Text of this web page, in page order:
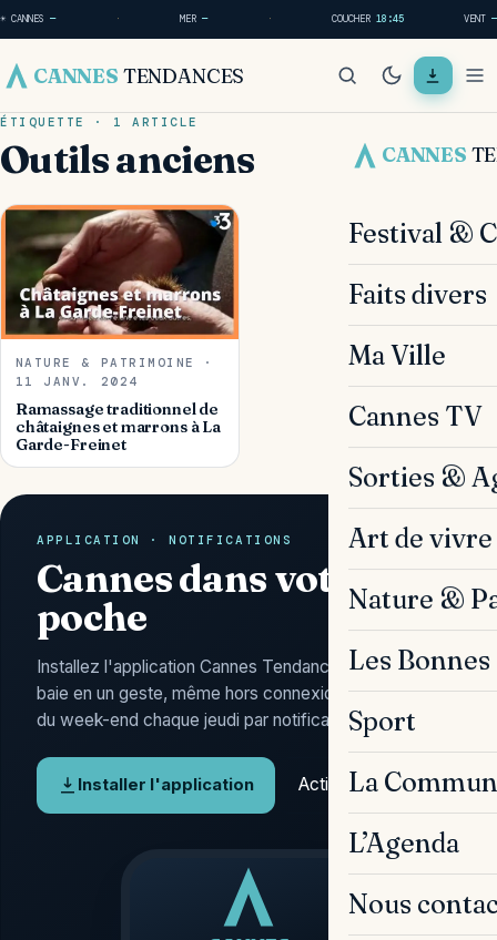
☀ CANNES — · MER— · COUCHER18:45 VENT —
CANNES TENDANCES
CANNES
Festival &
Faits divers
Ma Ville
Cannes TV
Sorties &
Art de vivre
Nature &
Les
Sport
La
L’Agenda
Nous
ÉTIQUETTE · 1 ARTICLE
Outils anciens
NATURE & PATRIMOINE ·
11 JANV. 2024
Ramassage traditionnel de
châtaignes et marrons à La
Garde-Freinet
APPLICATION · NOTIFICATIONS
Cannes dans votre
poche
Installez l'application Cannes Tendances : l'actu de la
baie en un geste, même hors connexion, et l'Agenda
du week-end chaque jeudi par notification.
Installer l'application Activer les alertes